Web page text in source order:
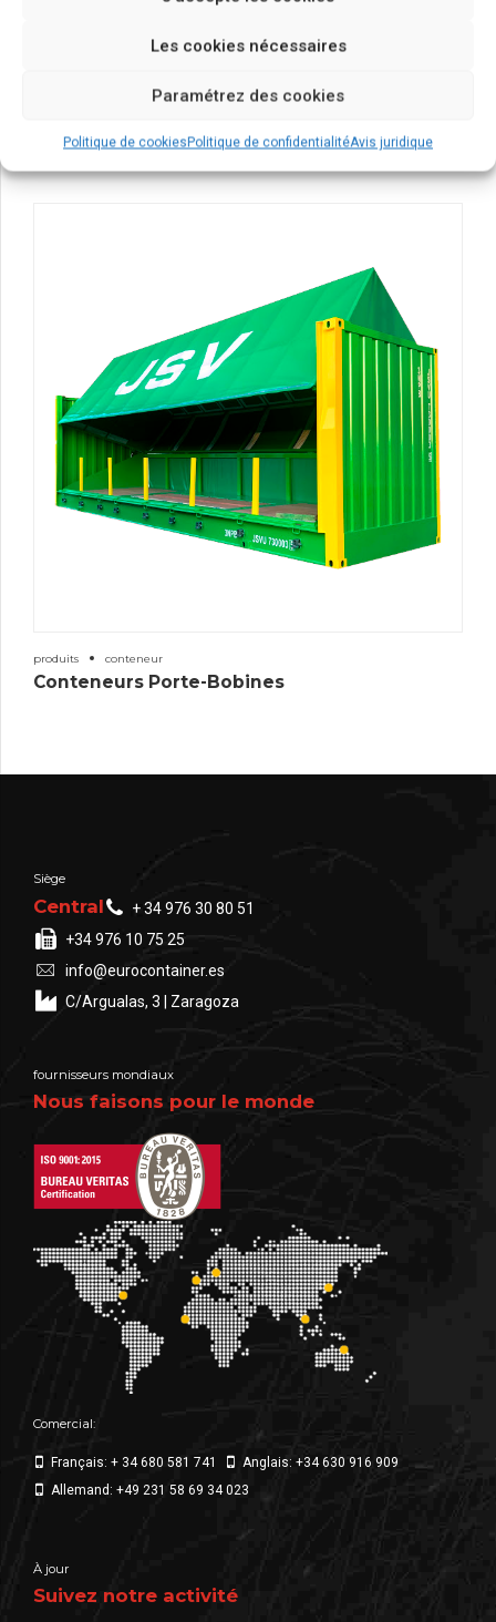
Les cookies nécessaires
Paramétrez des cookies
Politique de cookiesPolitique de confidentialitéAvis juridique
produits conteneur
Conteneurs Porte-Bobines
Siège
Central
+ 34 976 30 80 51
+34 976 10 75 25
info@eurocontainer.es
C/Argualas, 3 | Zaragoza
fournisseurs mondiaux
Nous faisons pour le monde
Comercial:
Français: + 34 680 581 741
Anglais: +34 630 916 909
Allemand: +49 231 58 69 34 023
À jour
Suivez notre activité